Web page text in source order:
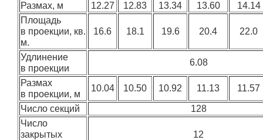
Размах, м
12.27 12.83 13.34 13.60
14.14
Площадь
в проекции, кв.
м.
16.6 18.1 19.6 20.4 22.0
Удлинение
в проекции
6.08
Размах
в проекции, м
10.04 10.50 10.92 11.13 11.57
Число секций
128
Число
закрытых
12